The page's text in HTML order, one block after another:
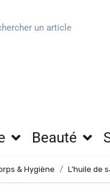
Beauté
& Hygiène L’huile de